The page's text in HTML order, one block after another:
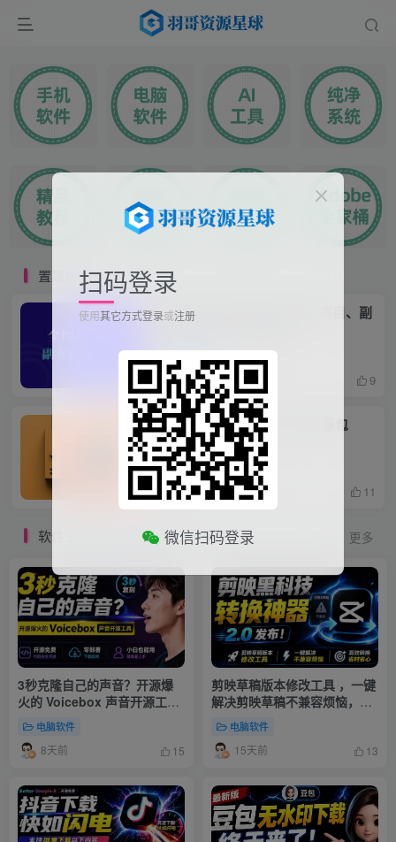
置顶推荐
羽哥创业课堂-最新前沿搞钱项目、副
35天前 9
600G精品车载音乐包+MV资源包
【50000首】
置顶推荐
4个月前 11
软件工具 精选黑科技软件工具 更多
3秒克隆自己的声音？开源爆
火的 Voicebox 声音开源工
具，实测体验超好，零部署小
白也能直接用
电脑软件
8天前 15
剪映草稿版本修改工具 ，一键
解决剪映草稿不兼容烦恼，完
全免费
电脑软件
15天前 13
扫码登录
使用其它方式登录或注册
微信扫码登录